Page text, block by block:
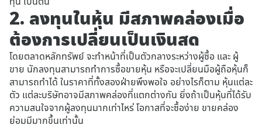
2. ลงทุนในหุ้น มีสภาพคล่องเมื่อ
ต้องการเปลี่ยนเป็นเงินสด
โดยตลาดหลักทรัพย์ จะทำหน้าที่เป็นตัวกลางระหว่างผู้ซื้อ และ ผู้
ขาย นักลงทุนสามารถทำการซื้อขายหุ้น หรือจะเปลี่ยนมือผู้ถือหุ้นก็
สามารถทำได้ ในราคาที่ทั้งสองฝ่ายพึงพอใจ อย่างไรก็ตาม หุ้นแต่ละ
ตัว แต่ละบริษัทอาจมีสภาพคล่องที่แตกต่างกัน ยิ่งถ้าเป็นหุ้นที่ได้รับ
ความสนใจจากผู้ลงทุนมากเท่าไหร่ โอกาสที่จะซื้อง่าย ขายคล่อง
ย่อมมีมากขึ้นเท่านั้น